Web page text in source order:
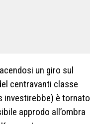
un giro sul
centravanti classe
investirebbe) è tornato
approdo all’ombra